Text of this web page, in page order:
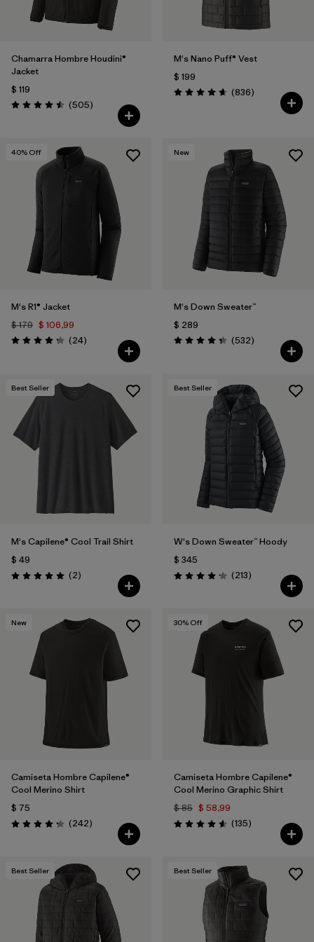
Chamarra Hombre Houdini®
Jacket
$ 119
Valoración: 4.5 / 5
(505Comentarios
)
M's Nano Puff® Vest
$ 199
Valoración: 4.7 / 5
(836Comentarios
)
40% Off
M's R1® Jacket
$ 179 $ 106,99
Valoración: 4.3 / 5
(24Comentarios
)
New
M's Down Sweater™
$ 289
Valoración: 4.4 / 5
(532Comentarios
)
Best Seller
M's Capilene® Cool Trail Shirt
$ 49
Valoración: 5.0 / 5
(2Comentarios
)
Best Seller
W's Down Sweater™ Hoody
$ 345
Valoración: 4.2 / 5
(213Comentarios
)
New
Camiseta Hombre Capilene®
Cool Merino Shirt
$ 75
Valoración: 4.3 / 5
(242Comentarios
)
30% Off
Camiseta Hombre Capilene®
Cool Merino Graphic Shirt
$ 85 $ 58,99
Valoración: 4.6 / 5
(135Comentarios
)
Best Seller Best Seller